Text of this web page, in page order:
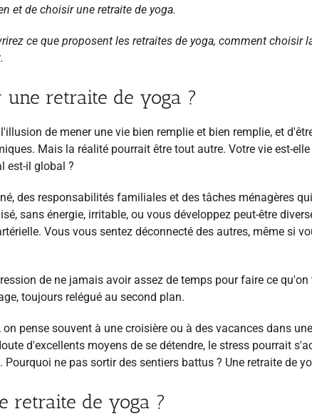
et de choisir une retraite de yoga.
ce que proposent les retraites de yoga, comment choisir
une retraite de yoga ?
de mener une vie bien remplie et bien remplie, et
Mais la réalité pourrait être tout autre. Votre vie est-
est-il global ?
des responsabilités familiales et des tâches ménagères
sans énergie, irritable, ou vous développez peut-être
Vous vous sentez déconnecté des autres, même si
de ne jamais avoir assez de temps pour faire ce
toujours relégué au second plan.
on pense souvent à une croisière ou à des vacances dans
d'excellents moyens de se détendre, le stress pourrait
Pourquoi ne pas sortir des sentiers battus ? Une retraite de
retraite de yoga ?